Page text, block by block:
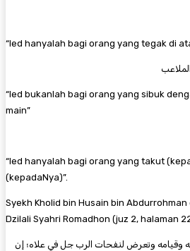
“Ied hanyalah bagi orang yang tegak di
“Ied bukanlah bagi orang yang sibuk
main”
“Ied hanyalah bagi orang yang takut
(kepadaNya)”.
Syekh Kholid bin Husain bin Abdurrohman
Dzilali Syahri Romadhon (juz 2, halaman
وقيامه وتعرض لنفحات الرب جل في علاه؛ إن